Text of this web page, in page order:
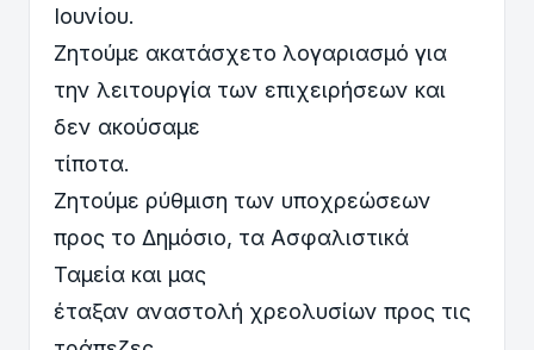
Ιουνίου.
Ζητούμε ακατάσχετο λογαριασμό για
την λειτουργία των επιχειρήσεων και
δεν ακούσαμε
τίποτα.
Ζητούμε ρύθμιση των υποχρεώσεων
προς το Δημόσιο, τα Ασφαλιστικά
Ταμεία και μας
έταξαν αναστολή χρεολυσίων προς τις